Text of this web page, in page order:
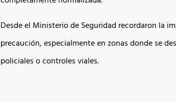
Desde el Ministerio de Seguridad recordaron la
precaución, especialmente en zonas donde se
policiales o controles viales.